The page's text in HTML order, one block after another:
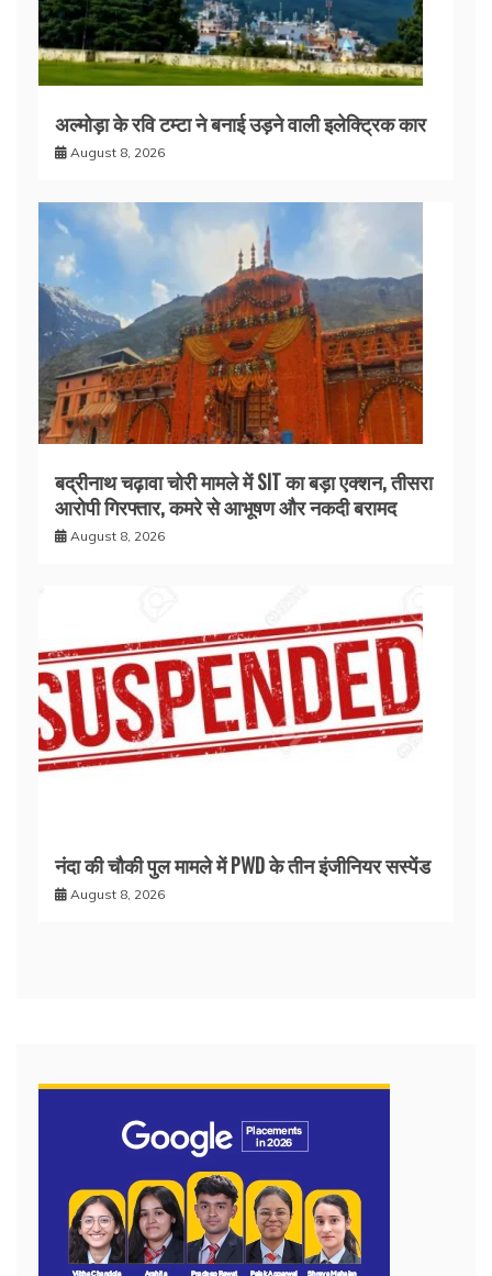
अल्मोड़ा के रवि टम्टा ने बनाई उड़ने वाली इलेक्ट्रिक कार
August 8, 2026
बद्रीनाथ चढ़ावा चोरी मामले में SIT का बड़ा एक्शन, तीसरा
आरोपी गिरफ्तार, कमरे से आभूषण और नकदी बरामद
August 8, 2026
नंदा की चौकी पुल मामले में PWD के तीन इंजीनियर सस्पेंड
August 8, 2026